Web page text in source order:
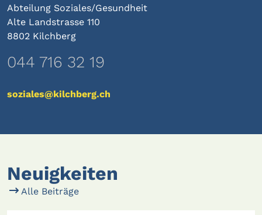
Abteilung Soziales/Gesundheit
Alte Landstrasse 110
8802 Kilchberg
044 716 32 19
soziales@kilchberg.ch
Neuigkeiten
Alle Beiträge